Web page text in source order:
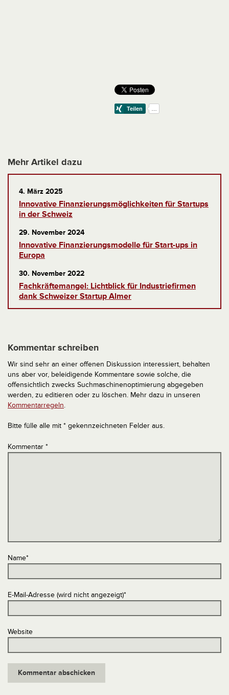
Mehr Artikel dazu
4. März 2025
Innovative Finanzierungsmöglichkeiten für Startups
in der Schweiz
29. November 2024
Innovative Finanzierungsmodelle für Start-ups in
Europa
30. November 2022
Fachkräftemangel: Lichtblick für Industriefirmen
dank Schweizer Startup Almer
Kommentar schreiben
Wir sind sehr an einer offenen Diskussion interessiert, behalten
uns aber vor, beleidigende Kommentare sowie solche, die
offensichtlich zwecks Suchmaschinenoptimierung abgegeben
werden, zu editieren oder zu löschen. Mehr dazu in unseren
Kommentarregeln.
Bitte fülle alle mit * gekennzeichneten Felder aus.
Kommentar *
Name*
E-Mail-Adresse (wird nicht angezeigt)*
Website